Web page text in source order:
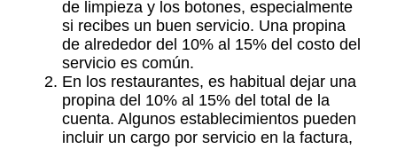
de limpieza y los botones, especialmente
si recibes un buen servicio. Una propina
de alrededor del 10% al 15% del costo del
servicio es común.
En los restaurantes, es habitual dejar una
propina del 10% al 15% del total de la
cuenta. Algunos establecimientos pueden
incluir un cargo por servicio en la factura,